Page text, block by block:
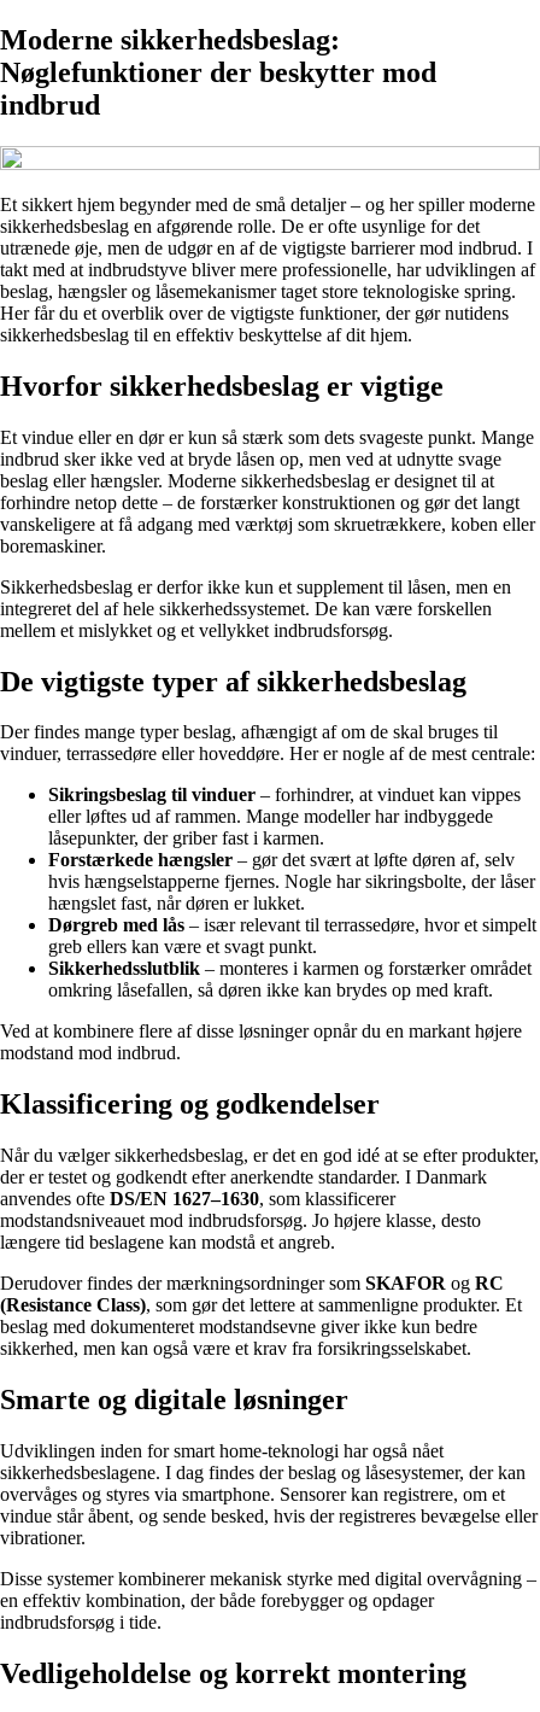
Moderne sikkerhedsbeslag:
Nøglefunktioner der beskytter mod
indbrud
Et sikkert hjem begynder med de små detaljer – og her spiller moderne
sikkerhedsbeslag en afgørende rolle. De er ofte usynlige for det
utrænede øje, men de udgør en af de vigtigste barrierer mod indbrud. I
takt med at indbrudstyve bliver mere professionelle, har udviklingen af
beslag, hængsler og låsemekanismer taget store teknologiske spring.
Her får du et overblik over de vigtigste funktioner, der gør nutidens
sikkerhedsbeslag til en effektiv beskyttelse af dit hjem.
Hvorfor sikkerhedsbeslag er vigtige
Et vindue eller en dør er kun så stærk som dets svageste punkt. Mange
indbrud sker ikke ved at bryde låsen op, men ved at udnytte svage
beslag eller hængsler. Moderne sikkerhedsbeslag er designet til at
forhindre netop dette – de forstærker konstruktionen og gør det langt
vanskeligere at få adgang med værktøj som skruetrækkere, koben eller
boremaskiner.
Sikkerhedsbeslag er derfor ikke kun et supplement til låsen, men en
integreret del af hele sikkerhedssystemet. De kan være forskellen
mellem et mislykket og et vellykket indbrudsforsøg.
De vigtigste typer af sikkerhedsbeslag
Der findes mange typer beslag, afhængigt af om de skal bruges til
vinduer, terrassedøre eller hoveddøre. Her er nogle af de mest centrale:
Sikringsbeslag til vinduer – forhindrer, at vinduet kan vippes
eller løftes ud af rammen. Mange modeller har indbyggede
låsepunkter, der griber fast i karmen.
Forstærkede hængsler – gør det svært at løfte døren af, selv
hvis hængselstapperne fjernes. Nogle har sikringsbolte, der låser
hængslet fast, når døren er lukket.
Dørgreb med lås – især relevant til terrassedøre, hvor et simpelt
greb ellers kan være et svagt punkt.
Sikkerhedsslutblik – monteres i karmen og forstærker området
omkring låsefallen, så døren ikke kan brydes op med kraft.
Ved at kombinere flere af disse løsninger opnår du en markant højere
modstand mod indbrud.
Klassificering og godkendelser
Når du vælger sikkerhedsbeslag, er det en god idé at se efter produkter,
der er testet og godkendt efter anerkendte standarder. I Danmark
anvendes ofte DS/EN 1627–1630, som klassificerer
modstandsniveauet mod indbrudsforsøg. Jo højere klasse, desto
længere tid beslagene kan modstå et angreb.
Derudover findes der mærkningsordninger som SKAFOR og RC
(Resistance Class), som gør det lettere at sammenligne produkter. Et
beslag med dokumenteret modstandsevne giver ikke kun bedre
sikkerhed, men kan også være et krav fra forsikringsselskabet.
Smarte og digitale løsninger
Udviklingen inden for smart home-teknologi har også nået
sikkerhedsbeslagene. I dag findes der beslag og låsesystemer, der kan
overvåges og styres via smartphone. Sensorer kan registrere, om et
vindue står åbent, og sende besked, hvis der registreres bevægelse eller
vibrationer.
Disse systemer kombinerer mekanisk styrke med digital overvågning –
en effektiv kombination, der både forebygger og opdager
indbrudsforsøg i tide.
Vedligeholdelse og korrekt montering